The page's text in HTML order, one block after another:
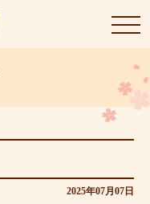
2025年07月07日